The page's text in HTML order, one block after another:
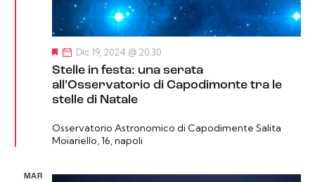
Stelle in festa: una serata
all’Osservatorio di Capodimonte tra le
stelle di Natale
S
g
n
l
t
Dic 19, 2024 @ 20:30
Osservatorio Astronomico di Capodimente Salita
Moiariello, 16, napoli
MAR